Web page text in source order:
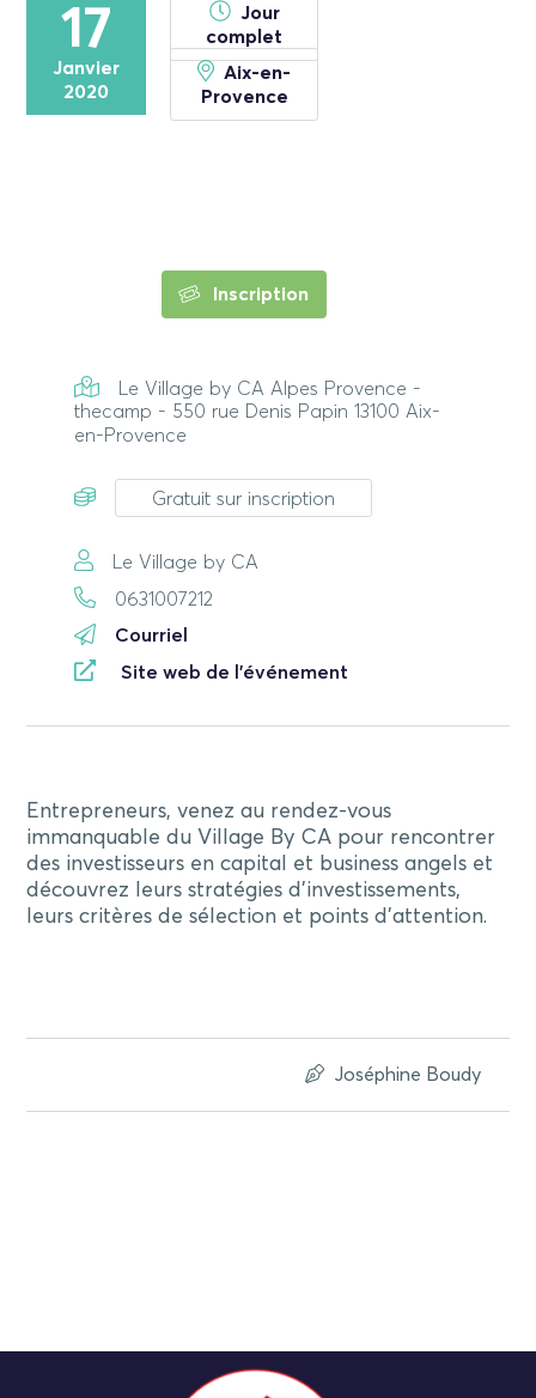
17
Janvier
2020
Jour
complet
Aix-en-
Provence
Inscription
Le Village by CA Alpes Provence -
thecamp - 550 rue Denis Papin 13100 Aix-
en-Provence
Gratuit sur inscription
Le Village by CA
0631007212
Courriel
Site web de l'événement
Entrepreneurs, venez au rendez-vous
immanquable du Village By CA pour rencontrer
des investisseurs en capital et business angels et
découvrez leurs stratégies d’investissements,
leurs critères de sélection et points d’attention.
Joséphine Boudy